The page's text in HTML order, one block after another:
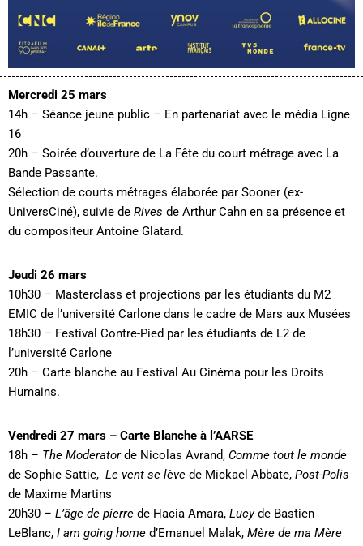
Mercredi 25 mars
14h – Séance jeune public – En partenariat avec le média Ligne
16
20h – Soirée d’ouverture de La Fête du court métrage avec La
Bande Passante.
Sélection de courts métrages élaborée par Sooner (ex-
UniversCiné), suivie de Rives de Arthur Cahn en sa présence et
du compositeur Antoine Glatard.
Jeudi 26 mars
10h30 – Masterclass et projections par les étudiants du M2
EMIC de l’université Carlone dans le cadre de Mars aux Musées
18h30 – Festival Contre-Pied par les étudiants de L2 de
l’université Carlone
20h – Carte blanche au Festival Au Cinéma pour les Droits
Humains.
Vendredi 27 mars – Carte Blanche à l’AARSE
18h – The Moderatorde Nicolas Avrand, Comme tout le monde
de Sophie Sattie, Le vent se lève de Mickael Abbate, Post-Polis
de Maxime Martins
20h30 – L’âge de pierre de Hacia Amara, Lucyde Bastien
LeBlanc, I am going home d’Emanuel Malak, Mère de ma Mère